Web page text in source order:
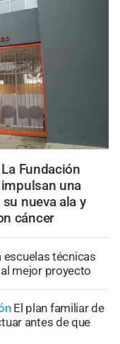
La Fundación
una
nueva ala y
cáncer
escuelas técnicas
mejor proyecto
El plan familiar de
antes de que